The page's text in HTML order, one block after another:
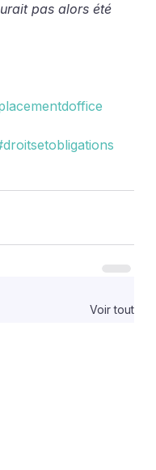
pas alors été
Voir tout